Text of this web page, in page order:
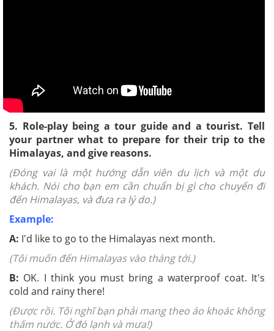
5. Role-play being a tour guide and a tourist. Tell
your partner what to prepare for their trip to the
Himalayas, and give reasons.
(Đóng vai là một hướng dẫn viên du lịch và một du
khách. Nói cho bạn em cần chuẩn bị gì cho chuyến đi
đến Himalayas, và đưa ra lý do.)
Example:
A: I'd like to go to the Himalayas next month.
(Tôi muốn đến Himalayas vào tháng tới.)
B: OK. I think you must bring a waterproof coat. It's
cold and rainy there!
(Được rồi. Tôi nghĩ bạn phải mang theo áo khoác không
thấm nước. Ở đó lạnh và mưa!)